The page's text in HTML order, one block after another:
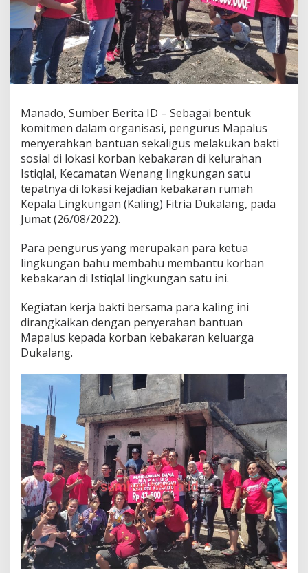
s
S
e
r
a
h
k
n
B
a
n
t
u
n
G
o
o
n
g
R
y
o
n
g
p
a
d
a
K
o
r
b
a
n
K
e
b
a
k
a
Manado, Sumber Berita ID – Sebagai bentuk
komitmen dalam organisasi, pengurus Mapalus
menyerahkan bantuan sekaligus melakukan bakti
sosial di lokasi korban kebakaran di kelurahan
Istiqlal, Kecamatan Wenang lingkungan satu
tepatnya di lokasi kejadian kebakaran rumah
Kepala Lingkungan (Kaling) Fitria Dukalang, pada
Jumat (26/08/2022).
Para pengurus yang merupakan para ketua
lingkungan bahu membahu membantu korban
kebakaran di Istiqlal lingkungan satu ini.
Kegiatan kerja bakti bersama para kaling ini
dirangkaikan dengan penyerahan bantuan
Mapalus kepada korban kebakaran keluarga
Dukalang.